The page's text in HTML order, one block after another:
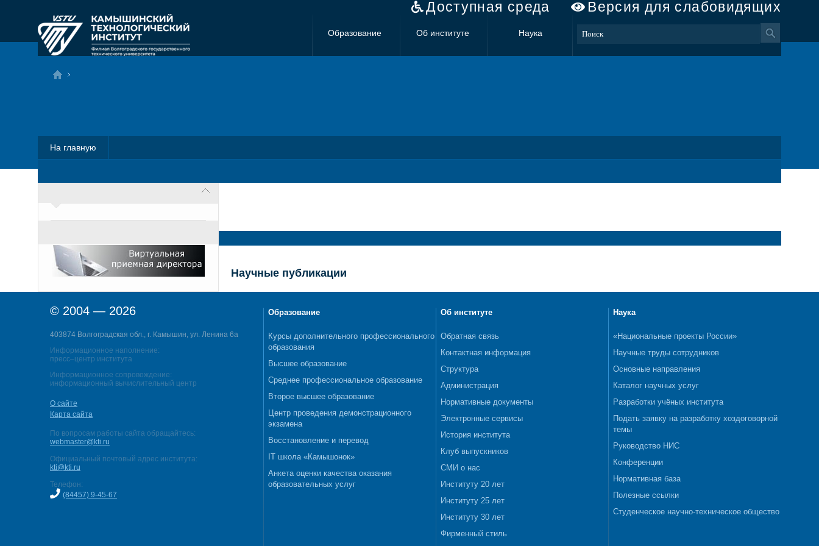
Доступная среда Версия для слабовидящих
Образование Об институте Наука
На главную
Научные публикации
© 2004 — 2026
403874 Волгоградская обл., г. Камышин, ул. Ленина 6а
Информационное наполнение:
пресс–центр института
Информационное сопровождение:
информационный вычислительный центр
О сайте
Карта сайта
По вопросам работы сайта обращайтесь:
webmaster@kti.ru
Официальный почтовый адрес института:
kti@kti.ru
Телефон:
(84457) 9-45-67
Образование
Курсы дополнительного профессионального
образования
Высшее образование
Среднее профессиональное образование
Второе высшее образование
Центр проведения демонстрационного
экзамена
Восстановление и перевод
IT школа «Камышонок»
Анкета оценки качества оказания
образовательных услуг
Об институте
Обратная связь
Контактная информация
Структура
Администрация
Нормативные документы
Электронные сервисы
История института
Клуб выпускников
СМИ о нас
Институту 20 лет
Институту 25 лет
Институту 30 лет
Фирменный стиль
Наука
«Национальные проекты России»
Научные труды сотрудников
Основные направления
Каталог научных услуг
Разработки учёных института
Подать заявку на разработку хоздоговорной
темы
Руководство НИС
Конференции
Нормативная база
Полезные ссылки
Студенческое научно-техническое общество